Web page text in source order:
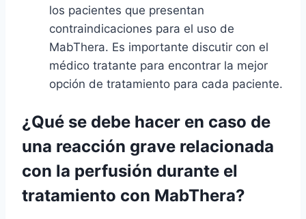
los pacientes que presentan
contraindicaciones para el uso de
MabThera. Es importante discutir con el
médico tratante para encontrar la mejor
opción de tratamiento para cada paciente.
¿Qué se debe hacer en caso de
una reacción grave relacionada
con la perfusión durante el
tratamiento con MabThera?